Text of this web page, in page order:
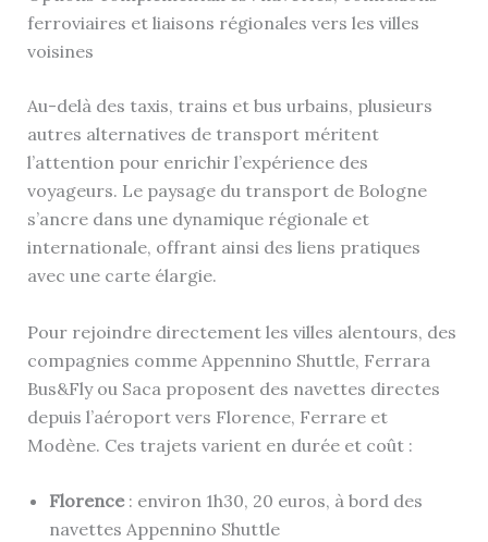
ferroviaires et liaisons régionales vers les villes
voisines
Au-delà des taxis, trains et bus urbains, plusieurs
autres alternatives de transport méritent
l’attention pour enrichir l’expérience des
voyageurs. Le paysage du transport de Bologne
s’ancre dans une dynamique régionale et
internationale, offrant ainsi des liens pratiques
avec une carte élargie.
Pour rejoindre directement les villes alentours, des
compagnies comme Appennino Shuttle, Ferrara
Bus&Fly ou Saca proposent des navettes directes
depuis l’aéroport vers Florence, Ferrare et
Modène. Ces trajets varient en durée et coût :
Florence: environ 1h30, 20 euros, à bord des
navettes Appennino Shuttle